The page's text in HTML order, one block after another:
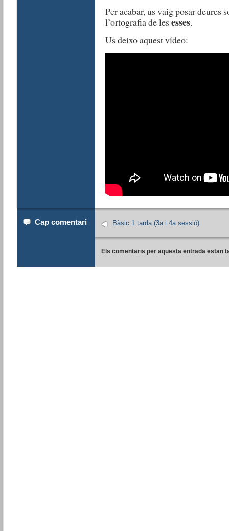
Per acabar, us vaig posar deures
l’ortografia de lesesses.
Us deixo aquest vídeo:
Cap comentari Bàsic 1 tarda (3a i 4a sessió)
Els comentaris per aquesta entrada estan